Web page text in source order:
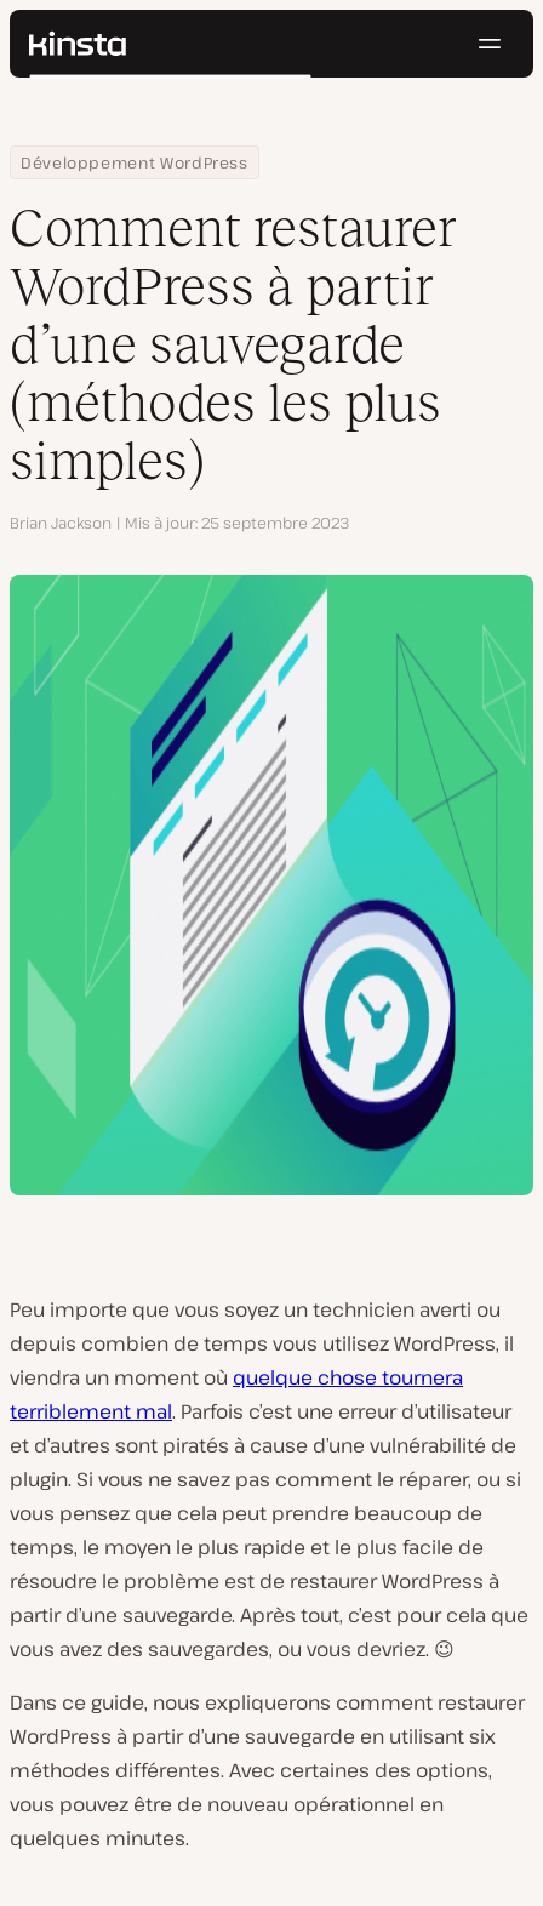
Kinsta®
Prix
Contact
Rechercher
Home
Centre de ressources
Blog
Développement WordPress
Comment restaurer WordPress à partir d’une sauvegarde
Comment restaurer
WordPress à partir
d’une sauvegarde
(méthodes les plus
simples)
Auteur
Brian Jackson Mis à jour 25 septembre 2023
Peu importe que vous soyez un technicien averti ou
depuis combien de temps vous utilisez WordPress, il
viendra un moment où quelque chose tournera
terriblement mal. Parfois c’est une erreur d’utilisateur
et d’autres sont piratés à cause d’une vulnérabilité de
plugin. Si vous ne savez pas comment le réparer, ou si
vous pensez que cela peut prendre beaucoup de
temps, le moyen le plus rapide et le plus facile de
résoudre le problème est de restaurer WordPress à
partir d’une sauvegarde. Après tout, c’est pour cela que
vous avez des sauvegardes, ou vous devriez. 😉
Dans ce guide, nous expliquerons comment restaurer
WordPress à partir d’une sauvegarde en utilisant six
méthodes différentes. Avec certaines des options,
vous pouvez être de nouveau opérationnel en
quelques minutes.